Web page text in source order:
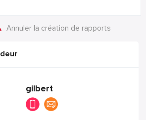
Annuler la création de rapports
gilbert